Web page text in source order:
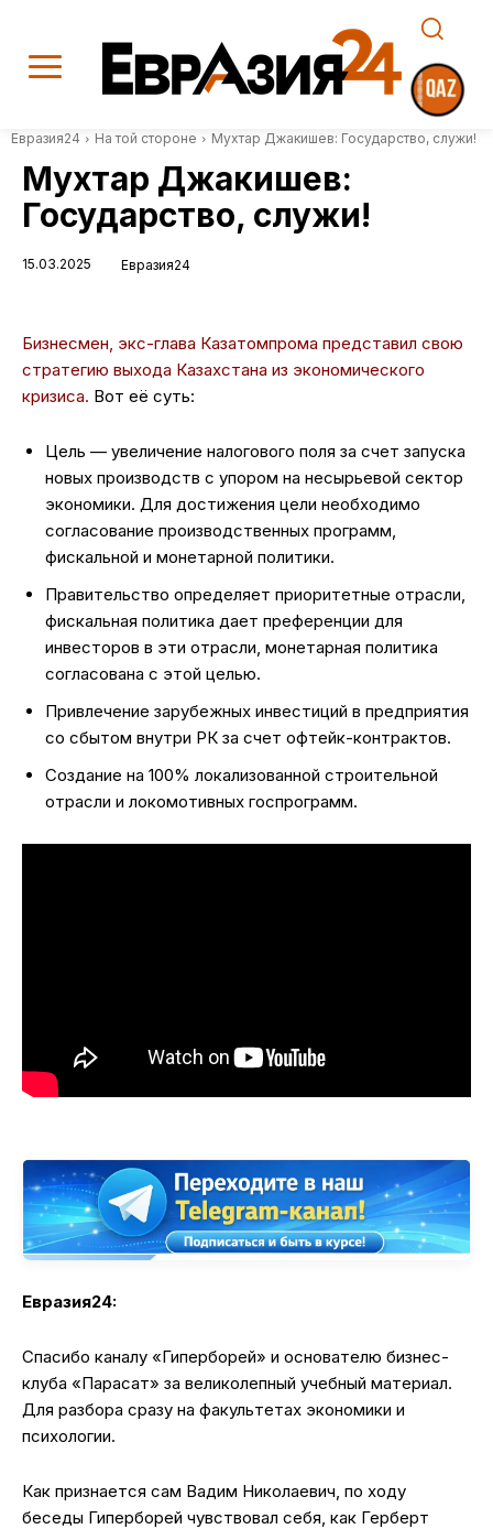
Евразия24 На той стороне Мухтар Джакишев: Государство, служи!
Мухтар Джакишев:
Государство, служи!
15.03.2025 Евразия24
Бизнесмен, экс-глава Казатомпрома представил свою
стратегию выхода Казахстана из экономического
кризиса. Вот её суть:
Цель — увеличение налогового поля за счет запуска
новых производств с упором на несырьевой сектор
экономики. Для достижения цели необходимо
согласование производственных программ,
фискальной и монетарной политики.
Правительство определяет приоритетные отрасли,
фискальная политика дает преференции для
инвесторов в эти отрасли, монетарная политика
согласована с этой целью.
Привлечение зарубежных инвестиций в предприятия
со сбытом внутри РК за счет офтейк-контрактов.
Создание на 100% локализованной строительной
отрасли и локомотивных госпрограмм.
Евразия24:
Спасибо каналу «Гиперборей» и основателю бизнес-
клуба «Парасат» за великолепный учебный материал.
Для разбора сразу на факультетах экономики и
психологии.
Как признается сам Вадим Николаевич, по ходу
беседы Гиперборей чувствовал себя, как Герберт